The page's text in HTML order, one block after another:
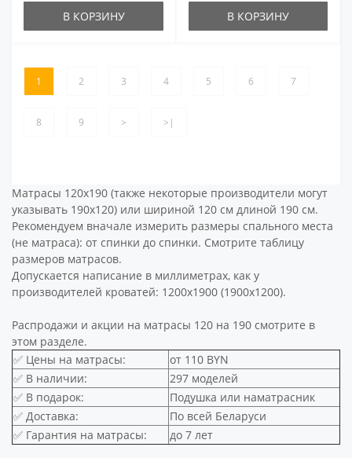
В КОРЗИНУ В КОРЗИНУ
1 2 3 4 5 6 7
8 9 > >|
Матрасы 120х190 (также некоторые производители могут
указывать 190х120) или шириной 120 см длиной 190 см.
Рекомендуем вначале измерить размеры спального места
(не матраса): от спинки до спинки. Смотрите таблицу
размеров матрасов.
Допускается написание в миллиметрах, как у
производителей кроватей: 1200х1900 (1900х1200).
Распродажи и акции на матрасы 120 на 190 смотрите в
этом разделе.
✅ Цены на матрасы:
от 110 BYN
✅ В наличии:
297 моделей
✅ В подарок:
Подушка или наматрасник
✅ Доставка:
По всей Беларуси
✅ Гарантия на матрасы:
до 7 лет